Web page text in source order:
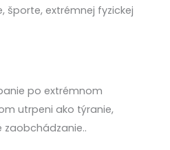
športe, extrémnej fyzickej
po extrémnom
utrpeni ako týranie,
zaobchádzanie..